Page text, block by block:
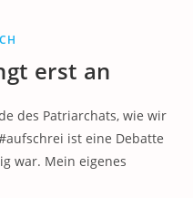
erst an
des Patriarchats, wie wir
ist eine Debatte
war. Mein eigenes